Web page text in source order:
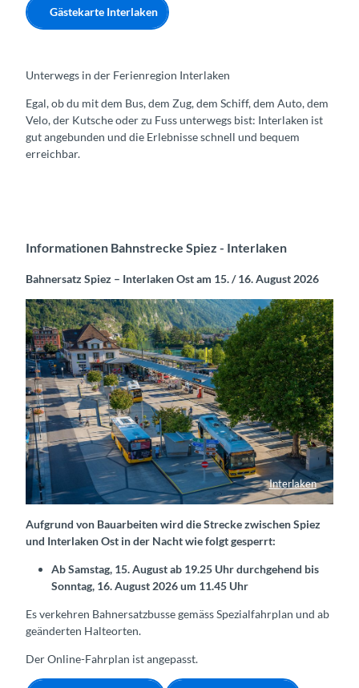
Gästekarte Interlaken
Unterwegs in der Ferienregion Interlaken
Egal, ob du mit dem Bus, dem Zug, dem Schiff, dem Auto, dem
Velo, der Kutsche oder zu Fuss unterwegs bist: Interlaken ist
gut angebunden und die Erlebnisse schnell und bequem
erreichbar.
Informationen Bahnstrecke Spiez - Interlaken
Bahnersatz Spiez – Interlaken Ost am 15. / 16. August 2026
Interlaken
Bahnhof Interlaken West mit Postautos
Aufgrund von Bauarbeiten wird die Strecke zwischen Spiez
und Interlaken Ost in der Nacht wie folgt gesperrt:
Ab Samstag, 15. August ab 19.25 Uhr durchgehend bis
Sonntag, 16. August 2026 um 11.45 Uhr
Es verkehren Bahnersatzbusse gemäss Spezialfahrplan und ab
geänderten Halteorten.
Der Online-Fahrplan ist angepasst.